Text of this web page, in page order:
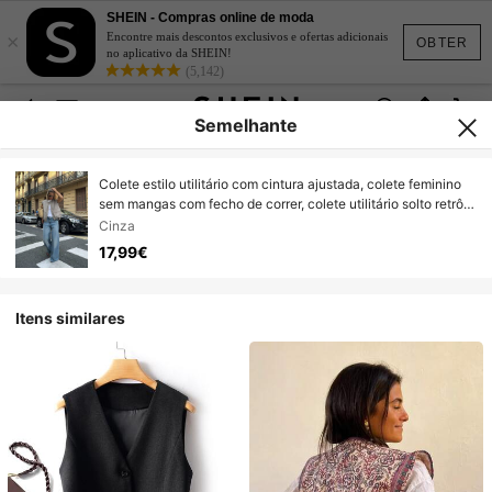
OBTER
×
SHEIN - Compras online de moda
Encontre mais descontos exclusivos e ofertas adicionais
no aplicativo da SHEIN!
(5,142)
Semelhante
Colete estilo utilitário com cintura ajustada, colete feminino
sem mangas com fecho de correr, colete utilitário solto retrô
americano, agasalho em camadas para o verão
Cinza
17,99€
Itens similares